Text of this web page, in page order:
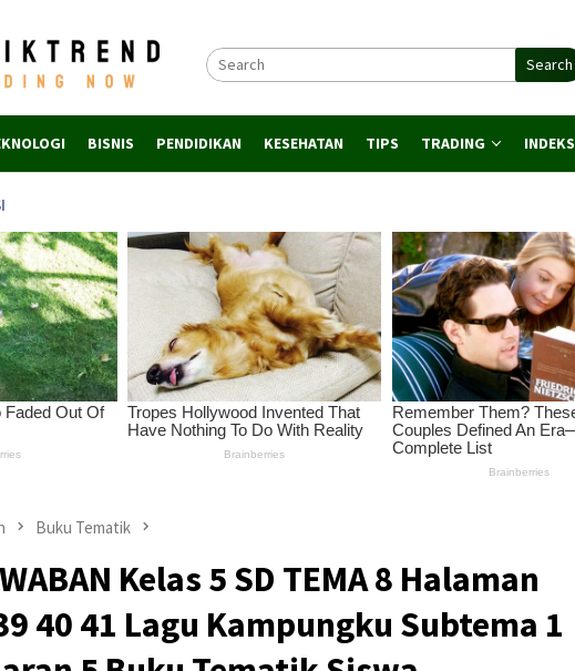
Search
BISNIS PENDIDIKAN KESEHATAN TIPS TRADING INDEKS
Buku Tematik
Kelas 5 SD TEMA 8 Halaman
40 41 Lagu Kampungku Subtema 1